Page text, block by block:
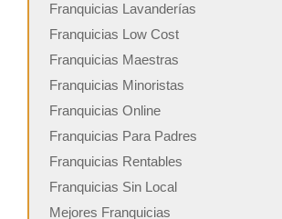
Franquicias Lavanderías
Franquicias Low Cost
Franquicias Maestras
Franquicias Minoristas
Franquicias Online
Franquicias Para Padres
Franquicias Rentables
Franquicias Sin Local
Mejores Franquicias